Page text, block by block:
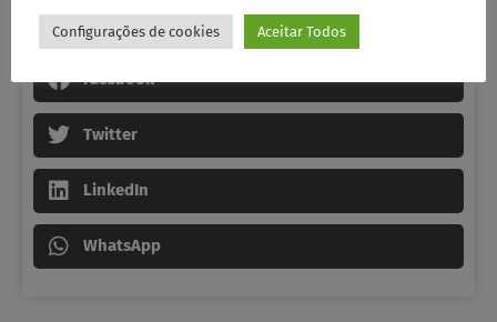
Compartilhe Nas Redes Sociais
Facebook
Twitter
LinkedIn
WhatsApp
Configurações de cookies Aceitar Todos